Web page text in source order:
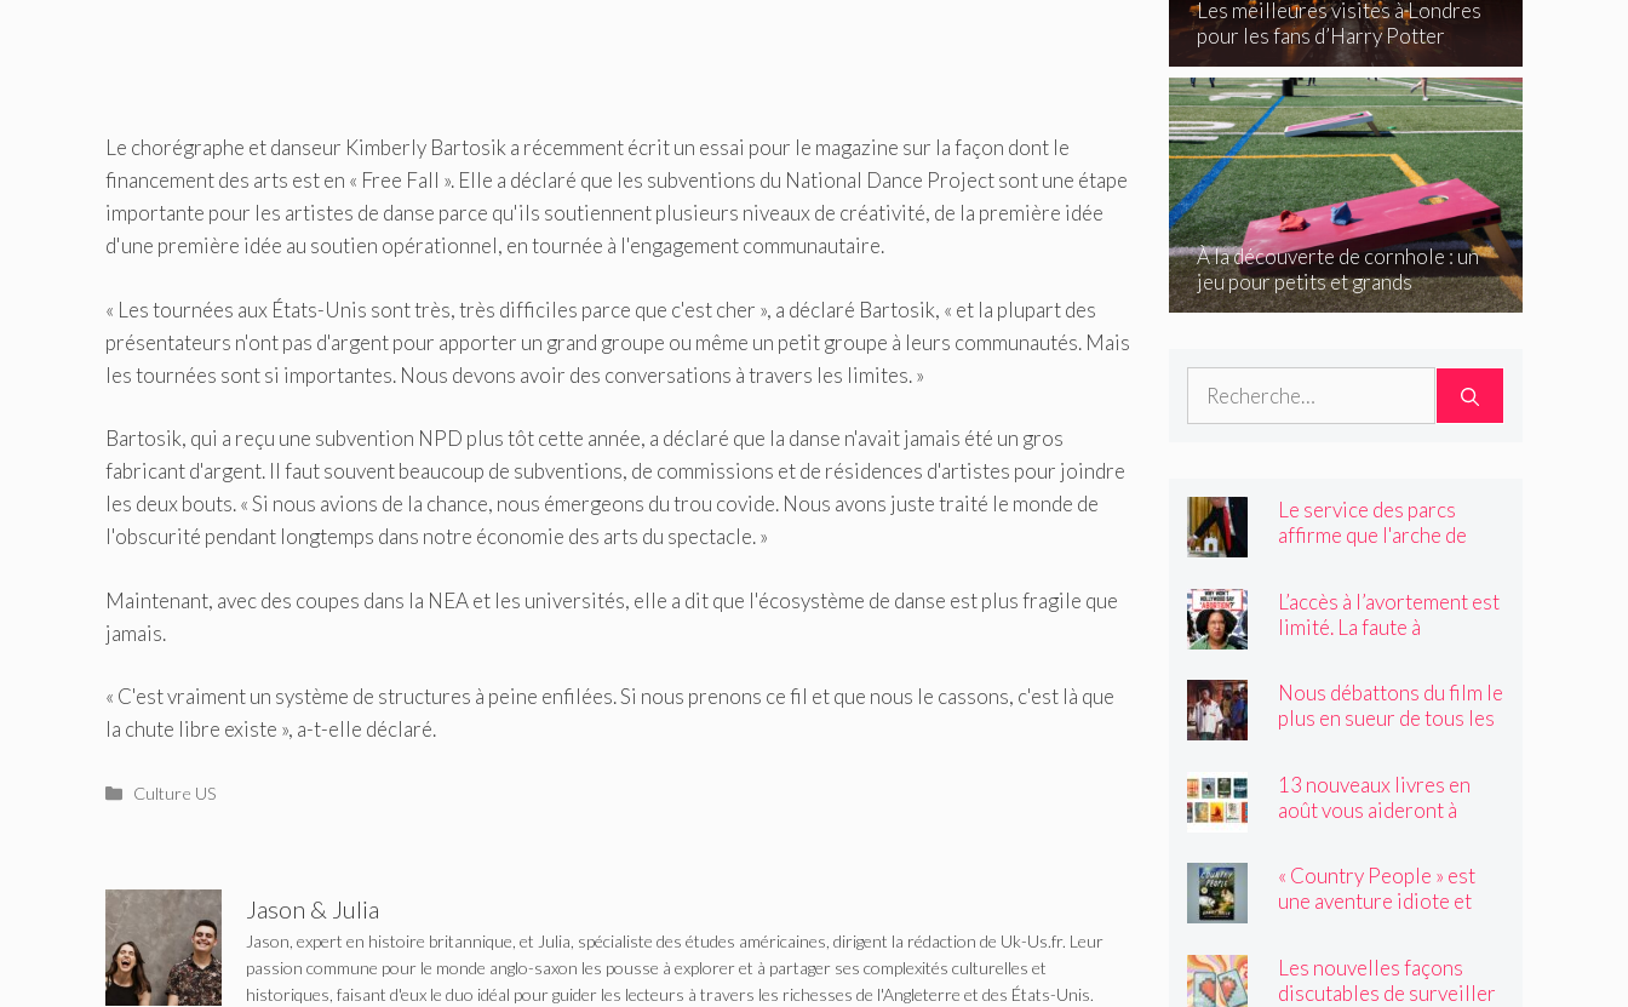
Le chorégraphe et danseur Kimberly Bartosik a récemment écrit un essai pour le magazine sur la façon dont le
financement des arts est en « Free Fall ». Elle a déclaré que les subventions du National Dance Project sont une étape
importante pour les artistes de danse parce qu'ils soutiennent plusieurs niveaux de créativité, de la première idée
d'une première idée au soutien opérationnel, en tournée à l'engagement communautaire.
« Les tournées aux États-Unis sont très, très difficiles parce que c'est cher », a déclaré Bartosik, « et la plupart des
présentateurs n'ont pas d'argent pour apporter un grand groupe ou même un petit groupe à leurs communautés. Mais
les tournées sont si importantes. Nous devons avoir des conversations à travers les limites. »
Bartosik, qui a reçu une subvention NPD plus tôt cette année, a déclaré que la danse n'avait jamais été un gros
fabricant d'argent. Il faut souvent beaucoup de subventions, de commissions et de résidences d'artistes pour joindre
les deux bouts. « Si nous avions de la chance, nous émergeons du trou covide. Nous avons juste traité le monde de
l'obscurité pendant longtemps dans notre économie des arts du spectacle. »
Maintenant, avec des coupes dans la NEA et les universités, elle a dit que l'écosystème de danse est plus fragile que
jamais.
« C'est vraiment un système de structures à peine enfilées. Si nous prenons ce fil et que nous le cassons, c'est là que
la chute libre existe », a-t-elle déclaré.
Catégories
Culture US
Jason & Julia
Jason, expert en histoire britannique, et Julia, spécialiste des études américaines, dirigent la rédaction de Uk-Us.fr. Leur
passion commune pour le monde anglo-saxon les pousse à explorer et à partager ses complexités culturelles et
historiques, faisant d'eux le duo idéal pour guider les lecteurs à travers les richesses de l'Angleterre et des États-Unis.
Les meilleures visites à Londres
pour les fans d’Harry Potter
À la découverte de cornhole : un
jeu pour petits et grands
Rechercher :
Le service des parcs
affirme que l'arche de
Pourrait-il être déplacé ?
L’accès à l’avortement est
limité. La faute à
Nous débattons du film le
plus en sueur de tous les
13 nouveaux livres en
août vous aideront à
« Country People » est
une aventure idiote et
Les nouvelles façons
discutables de surveiller